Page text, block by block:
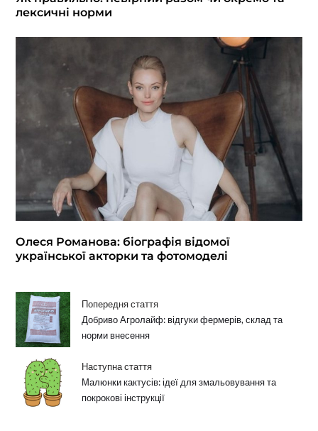
лексичні норми
Олеся Романова: біографія відомої
української акторки та фотомоделі
Попередня стаття
Добриво Агролайф: відгуки фермерів, склад та
норми внесення
Наступна стаття
Малюнки кактусів: ідеї для змальовування та
покрокові інструкції